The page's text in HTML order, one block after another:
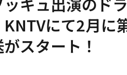
にて2月に
スタート！